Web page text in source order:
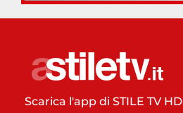
Scarica l'app di STILE TV HD